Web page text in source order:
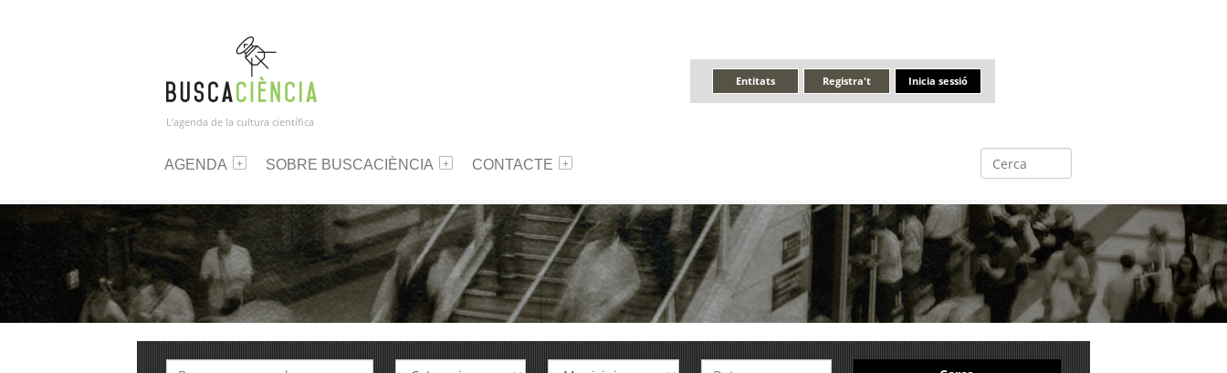
L’agenda de la cultura científica
Inicia sessió
Registra't
Entitats
AGENDA SOBRE BUSCACIÈNCIA CONTACTE